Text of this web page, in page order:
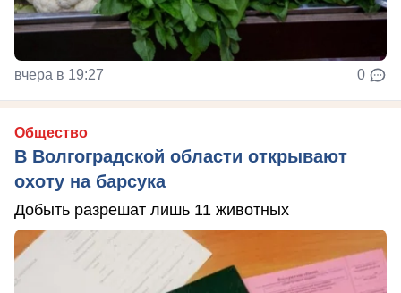
вчера в 19:27 0
Общество
В Волгоградской области открывают
охоту на барсука
Добыть разрешат лишь 11 животных